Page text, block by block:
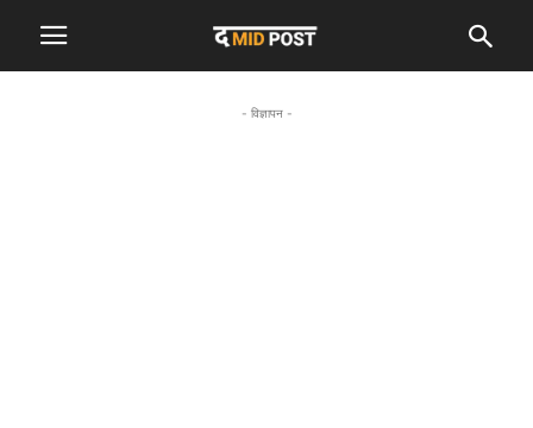
- विज्ञापन -